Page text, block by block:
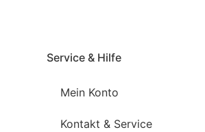
Service & Hilfe
Mein Konto
Kontakt & Service